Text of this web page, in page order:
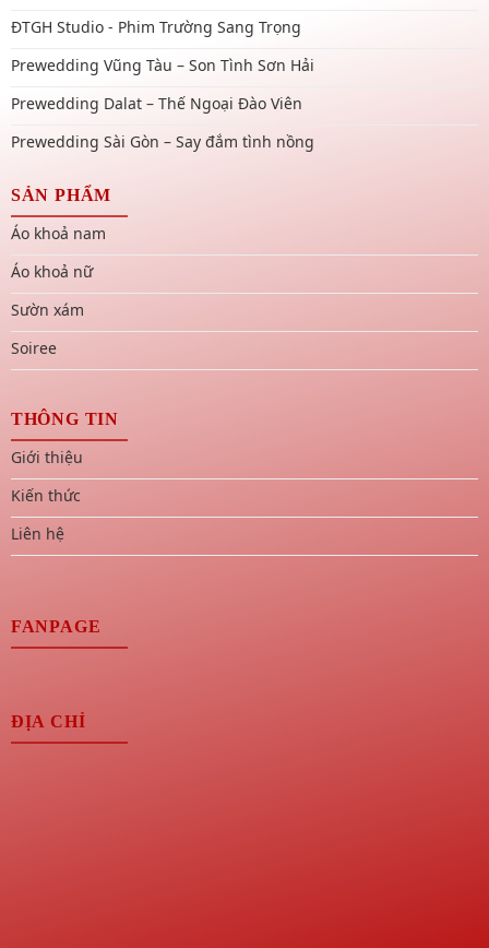
ĐTGH Studio - Phim Trường Sang Trọng
Prewedding Vũng Tàu – Son Tình Sơn Hải
Prewedding Dalat – Thế Ngoại Đào Viên
Prewedding Sài Gòn – Say đắm tình nồng
SẢN PHẨM
Áo khoả nam
Áo khoả nữ
Sườn xám
Soiree
THÔNG TIN
Giới thiệu
Kiến thức
Liên hệ
FANPAGE
ĐỊA CHỈ